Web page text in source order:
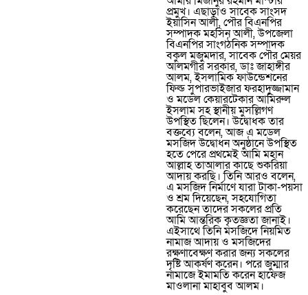
প্রমুখ। এছাড়াও সাবেক সাংসদ
ইয়াসিন আলী, পৌর বিএনপির
সম্পাদক মহসিন আলী, উপজেলা
বিএনপির সাংগঠনিক সম্পাদক
বকুল মজুমদার, সাবেক পৌর মেয়র
আলমগীর সরকার, ডাঃ জাহাঙ্গীর
আলম, ইসলামিক ফাউন্ডেশনের
ফিল্ড সুপারভাইজার ফরহাদুজ্জামান
ও মডেল কেয়ারটেকার আমিরুল
ইসলাম সহ স্থানীয় মুসল্লিগণ
উপস্থিত ছিলেন। উদ্বোধক তার
বক্তব্যে বলেন, আজ এ মডেল
মসজিদ উদ্বোধন অনুষ্ঠানে উপস্থিত
হতে পেরে প্রথমেই আমি মহান
আল্লাহ তাআলার কাছে শুকরিয়া
আদায় করছি। তিনি আরও বলেন,
এ মসজিদ নির্মাণে যারা টাকা-পয়সা
ও শ্রম দিয়েছেন, সহযোগিতা
করেছেন তাদের সকলের প্রতি
আমি আন্তরিক কৃতজ্ঞতা জানাই।
এইসাথে তিনি মসজিদে নিয়মিত
নামাজ আদায় ও মসজিদের
রক্ষণাবেক্ষণ করার জন্য সকলের
দৃষ্টি আকর্ষণ করেন। পরে জুম্মার
নামাজে ইমামতি করেন হাফেজ
মাওলানা মাহাবুব আলম।